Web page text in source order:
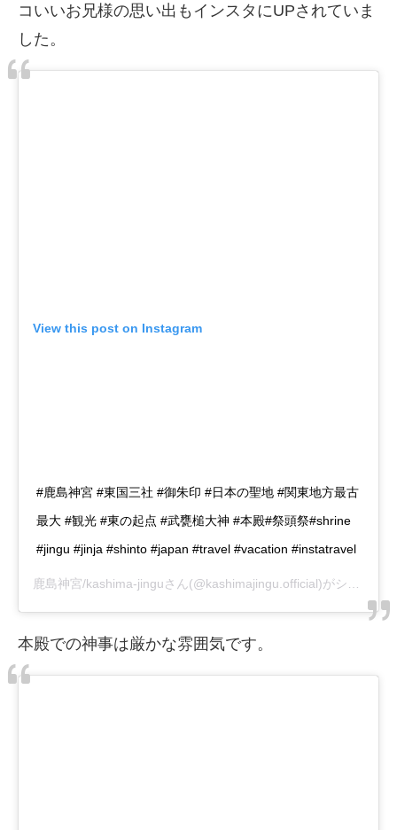
コいいお兄様の思い出もインスタにUPされていま
した。
View this post on Instagram
#鹿島神宮 #東国三社 #御朱印 #日本の聖地 #関東地方最古
最大 #観光 #東の起点 #武甕槌大神 #本殿#祭頭祭#shrine
#jingu #jinja #shinto #japan #travel #vacation #instatravel
鹿島神宮/kashima-jinguさん(@kashimajingu.official)がシェアした投稿 –
本殿での神事は厳かな雰囲気です。